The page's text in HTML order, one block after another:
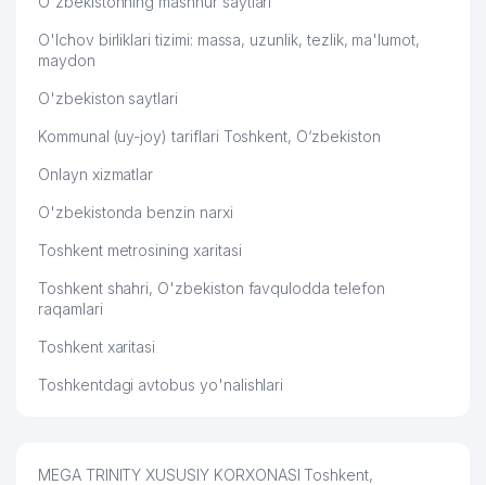
56
KOMPRESSOR SAVDO-TA'MINOT
MChJ
970 м
57 KAMILOV KLEY XUSUSIY KORXONASI
OLMAZOR TUMANI 1-chi NOTARIAL
O'lchov birliklari tizimi: massa, uzunlik, tezlik, ma'lumot,
maydon
O'zbekiston saytlari
Kommunal (uy-joy) tariflari Toshkent, O‘zbekiston
Onlayn xizmatlar
O'zbekistonda benzin narxi
Toshkent metrosining xaritasi
Toshkent shahri, O'zbekiston favqulodda telefon
raqamlari
Toshkent xaritasi
Toshkentdagi avtobus yo'nalishlari
MEGA TRINITY XUSUSIY KORXONASI Toshkent,